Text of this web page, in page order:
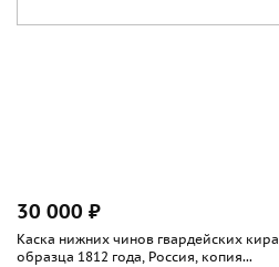
30 000 ₽
Каска нижних чинов гвардейских
образца 1812 года, Россия, копия...